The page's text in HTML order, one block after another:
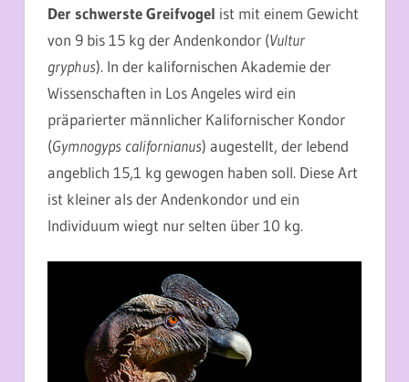
Der schwerste Greifvogel ist mit einem Gewicht
von 9 bis 15 kg der Andenkondor (Vultur
gryphus). In der kalifornischen Akademie der
Wissenschaften in Los Angeles wird ein
präparierter männlicher Kalifornischer Kondor
(Gymnogyps californianus) augestellt, der lebend
angeblich 15,1 kg gewogen haben soll. Diese Art
ist kleiner als der Andenkondor und ein
Individuum wiegt nur selten über 10 kg.